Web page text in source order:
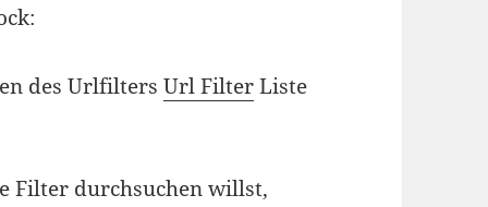
des UrlfiltersUrl FilterListe
Filter durchsuchen willst,